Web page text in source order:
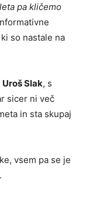
pa kličemo
so nastale na
Uroš Slak, s
sicer ni več
in sta skupaj
vsem pa se je